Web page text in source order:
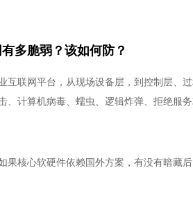
多脆弱？该如何防？
互联网平台，从现场设备层，到控制层、
、计算机病毒、蠕虫、逻辑炸弹、拒绝服
果核心软硬件依赖国外方案，有没有暗藏